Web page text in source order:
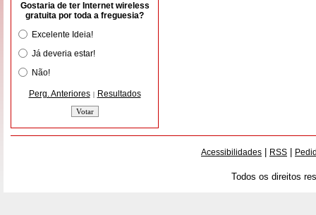
Gostaria de ter Internet wireless
gratuita por toda a freguesia?
Excelente Ideia!
Já deveria estar!
Não!
Perg. Anteriores | Resultados
Acessibilidades RSS
Todos os direitos